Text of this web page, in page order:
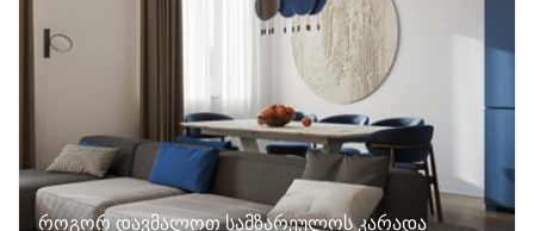
როგორ დავმალოთ სამზარეულოს კარადა